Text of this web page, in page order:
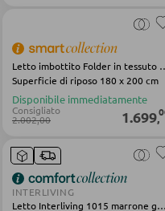
Altri mobili
Letti junior
Camerette
Letto
Superficie di riposo 180 x 200 cm
Disponibile immediatamente
Consigliato
2.002,00 1.699,
INTERLIVING
Letto Interliving 1015 marrone grigio in legno